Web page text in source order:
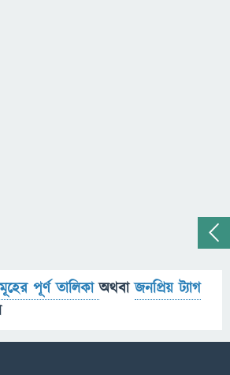
পূর্ণ তালিকাঅথবাজনপ্রিয় ট্যাগ